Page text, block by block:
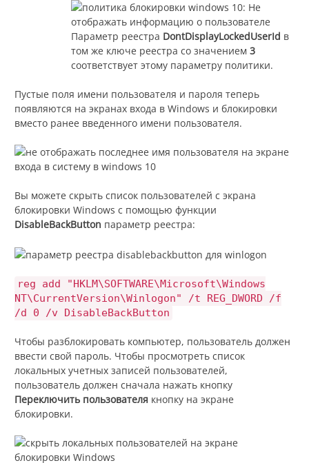
Параметр реестра DontDisplayLockedUserId в
том же ключе реестра со значением 3
соответствует этому параметру политики.
Пустые поля имени пользователя и пароля теперь
появляются на экранах входа в Windows и блокировки
вместо ранее введенного имени пользователя.
Вы можете скрыть список пользователей с экрана
блокировки Windows с помощью функции
DisableBackButton параметр реестра:
reg add "HKLM\SOFTWARE\Microsoft\Windows
NT\CurrentVersion\Winlogon" /t REG_DWORD /f
/d 0 /v DisableBackButton
Чтобы разблокировать компьютер, пользователь должен
ввести свой пароль. Чтобы просмотреть список
локальных учетных записей пользователей,
пользователь должен сначала нажать кнопку
Переключить пользователя кнопку на экране
блокировки.